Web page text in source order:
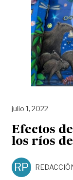
julio 1, 2022
Efectos
los ríos
RP